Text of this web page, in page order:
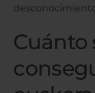
Cuánto